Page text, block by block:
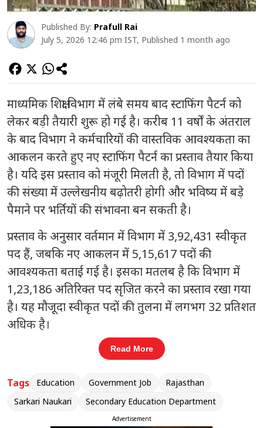
Published By: Prafull Rai
July 5, 2026 12:46 pm IST, Published 1 month ago
माध्यमिक शिक्षा विभाग में लंबे समय बाद स्टाफिंग पैटर्न को
लेकर बड़ी तैयारी शुरू हो गई है। करीब 11 वर्षों के अंतराल
के बाद विभाग ने कर्मचारियों की वास्तविक आवश्यकता का
आकलन करते हुए नए स्टाफिंग पैटर्न का प्रस्ताव तैयार किया
है। यदि इस प्रस्ताव को मंजूरी मिलती है, तो विभाग में पदों
की संख्या में उल्लेखनीय बढ़ोतरी होगी और भविष्य में बड़े
पैमाने पर भर्तियों की संभावना बन सकती है।
प्रस्ताव के अनुसार वर्तमान में विभाग में 3,92,431 स्वीकृत
पदहैं, जबकि नए आकलन में 5,15,617 पदोंकी
आवश्यकता बताई गई है। इसका मतलब है कि विभाग में
1,23,186 अतिरिक्त पदसृजित करने का प्रस्ताव रखा गया
है। यह मौजूदा स्वीकृत पदों की तुलना में लगभग 32 प्रतिशत
अधिकहै।
डीआरडीओ में एआई रिसर्च फेलोशिप, 14
अगस्त तक करें आवेदन
Read More
Tags Education Government Job
Rajasthan
Sarkari Naukari
Secondary Education Department
Advertisement